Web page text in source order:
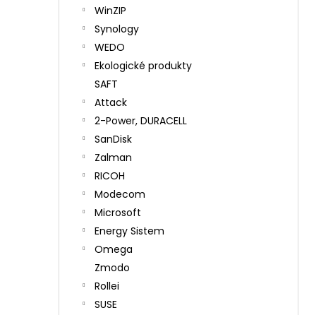
WinZIP
Synology
WEDO
Ekologické produkty
SAFT
Attack
2-Power, DURACELL
SanDisk
Zalman
RICOH
Modecom
Microsoft
Energy Sistem
Omega
Zmodo
Rollei
SUSE